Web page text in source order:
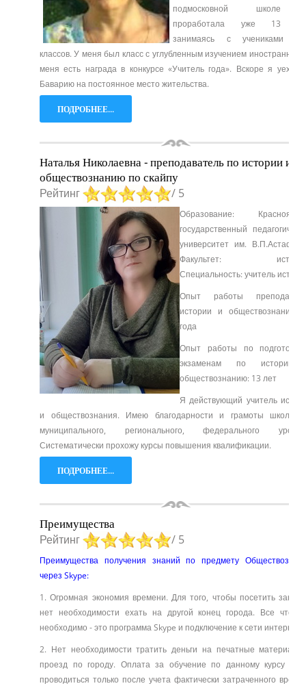
подмосковной школе
проработала уже 13
занимаясь с учениками 4-
классов. У меня был класс с углубленным изучением
меня есть награда в конкурсе «Учитель года». Вскоре я
Баварию на постоянное место жительства.
ПОДРОБНЕЕ...
Наталья Николаевна - преподаватель по истории и
обществознанию по скайпу
Рейтинг / 5
Образование:
государственный
университет им.
Факультет:
Специальность: учитель
Опыт работы
истории и обществознания:
года
Опыт работы по
экзаменам по истории
обществознанию: 13 лет
Я действующий учитель
и обществознания. Имею благодарности и грамоты
муниципального, регионального, федерального
Систематически прохожу курсы повышения квалификации.
ПОДРОБНЕЕ...
Преимущества
Рейтинг / 5
Преимущества получения знаний по предмету
через Skype:
1. Огромная экономия времени. Для того, чтобы посетить
нет необходимости ехать на другой конец города. Все что
необходимо - это программа Skype и подключение к сети интернет.
2. Нет необходимости тратить деньги на печатные
проезд по городу. Оплата за обучение по данному курсу
проводиться только после учета фактически затраченного